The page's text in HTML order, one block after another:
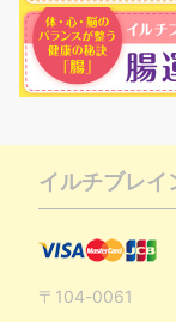
イルチブレイ
〒104-0061